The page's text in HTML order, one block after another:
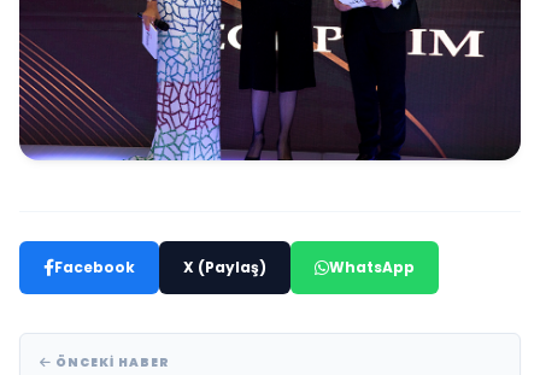
Facebook X (Paylaş) WhatsApp
ÖNCEKI HABER